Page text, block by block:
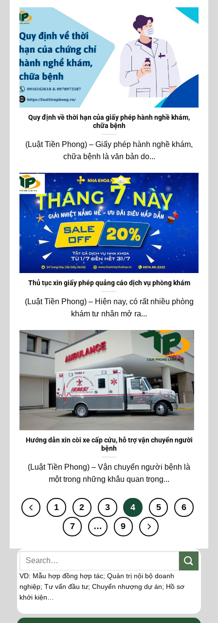
Quy định về thời hạn của giấy phép hành nghề khám,
chữa bệnh
(Luật Tiền Phong) – Giấy phép hành nghề khám,
chữa bệnh là văn bản do...
Thủ tục xin giấy phép quảng cáo dịch vụ phòng khám
(Luật Tiền Phong) – Hiện nay, có rất nhiều phòng
khám tư nhân mở ra...
Hướng dẫn xin còi xe cấp cứu, hỗ trợ vận chuyển người
bệnh
(Luật Tiền Phong) – Vận chuyển người bệnh là
một trong những khâu quan trọng...
1 2 3 4 5
6
7
… 9
VD: Mẫu hợp đồng hợp tác; Quản trị nội bộ doanh
nghiệp; Tư vấn đầu tư; Chuyển nhượng dự án; Hồ sơ
khởi kiện…